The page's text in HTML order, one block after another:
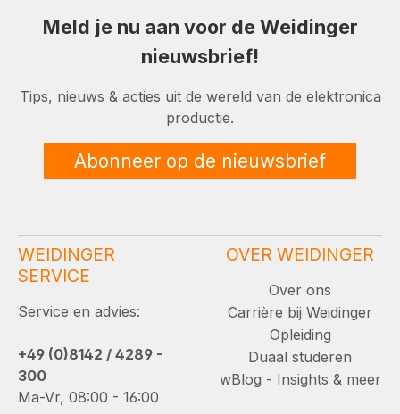
Meld je nu aan voor de Weidinger
nieuwsbrief!
Tips, nieuws & acties uit de wereld van de elektronica
productie.
Abonneer op de nieuwsbrief
WEIDINGER
SERVICE
Service en advies:
+49 (0)8142 / 4289 -
300
Ma-Vr, 08:00 - 16:00
OVER WEIDINGER
Over ons
Carrière bij Weidinger
Opleiding
Duaal studeren
wBlog - Insights & meer